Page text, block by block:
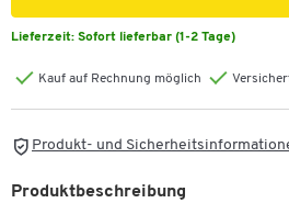
Lieferzeit: Sofort lieferbar (1-2 Tage)
Kauf auf Rechnung möglich
Produkt- und
Produktbeschreibung